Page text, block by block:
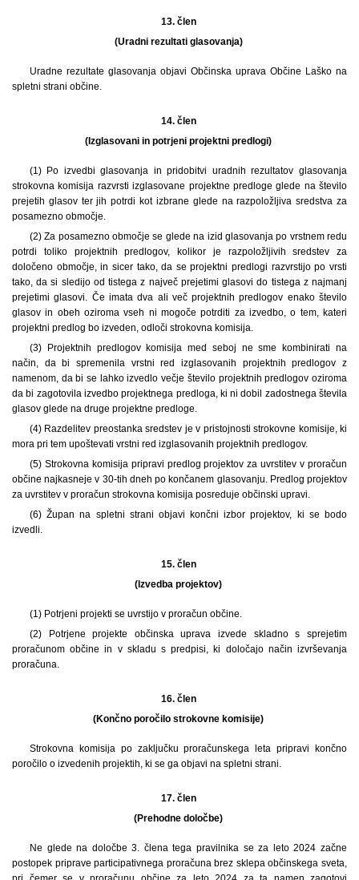
13. člen
(Uradni rezultati glasovanja)
Uradne rezultate glasovanja objavi Občinska uprava Občine Laško na
spletni strani občine.
14. člen
(Izglasovani in potrjeni projektni predlogi)
(1) Po izvedbi glasovanja in pridobitvi uradnih rezultatov glasovanja
strokovna komisija razvrsti izglasovane projektne predloge glede na število
prejetih glasov ter jih potrdi kot izbrane glede na razpoložljiva sredstva za
posamezno območje.
(2) Za posamezno območje se glede na izid glasovanja po vrstnem redu
potrdi toliko projektnih predlogov, kolikor je razpoložljivih sredstev za
določeno območje, in sicer tako, da se projektni predlogi razvrstijo po vrsti
tako, da si sledijo od tistega z največ prejetimi glasovi do tistega z najmanj
prejetimi glasovi. Če imata dva ali več projektnih predlogov enako število
glasov in obeh oziroma vseh ni mogoče potrditi za izvedbo, o tem, kateri
projektni predlog bo izveden, odloči strokovna komisija.
(3) Projektnih predlogov komisija med seboj ne sme kombinirati na
način, da bi spremenila vrstni red izglasovanih projektnih predlogov z
namenom, da bi se lahko izvedlo večje število projektnih predlogov oziroma
da bi zagotovila izvedbo projektnega predloga, ki ni dobil zadostnega števila
glasov glede na druge projektne predloge.
(4) Razdelitev preostanka sredstev je v pristojnosti strokovne komisije, ki
mora pri tem upoštevati vrstni red izglasovanih projektnih predlogov.
(5) Strokovna komisija pripravi predlog projektov za uvrstitev v proračun
občine najkasneje v 30-tih dneh po končanem glasovanju. Predlog projektov
za uvrstitev v proračun strokovna komisija posreduje občinski upravi.
(6) Župan na spletni strani objavi končni izbor projektov, ki se bodo
izvedli.
15. člen
(Izvedba projektov)
(1) Potrjeni projekti se uvrstijo v proračun občine.
(2) Potrjene projekte občinska uprava izvede skladno s sprejetim
proračunom občine in v skladu s predpisi, ki določajo način izvrševanja
proračuna.
16. člen
(Končno poročilo strokovne komisije)
Strokovna komisija po zaključku proračunskega leta pripravi končno
poročilo o izvedenih projektih, ki se ga objavi na spletni strani.
17. člen
(Prehodne določbe)
Ne glede na določbe 3. člena tega pravilnika se za leto 2024 začne
postopek priprave participativnega proračuna brez sklepa občinskega sveta,